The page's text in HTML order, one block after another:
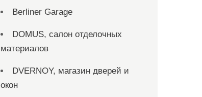
Berliner Garage
DOMUS, салон отделочных
материалов
DVERNOY, магазин дверей и
окон